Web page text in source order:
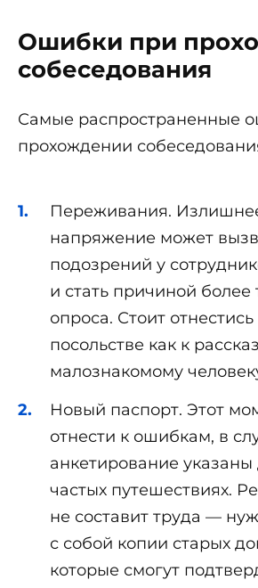
Ошибки при
собеседования
Самые распространенные
прохождении
Переживания.
напряжение может
подозрений у
и стать причиной более
опроса. Стоит
посольстве как к
малознакомому
Новый паспорт. Этот
отнести к ошибкам, в
анкетирование
частых путешествиях.
не составит труда —
с собой копии старых
которые смогут